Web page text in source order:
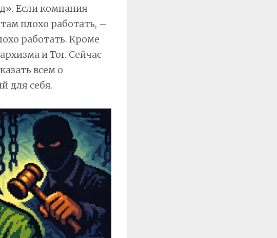
Если компания
плохо работать, –
работать. Кроме
и Tor. Сейчас
всем о
для себя.